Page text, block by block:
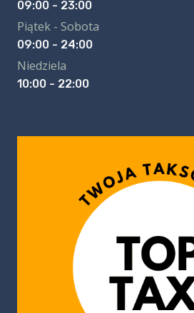
09:00 - 23:00
Piątek - Sobota
09:00 - 24:00
Niedziela
10:00 - 22:00